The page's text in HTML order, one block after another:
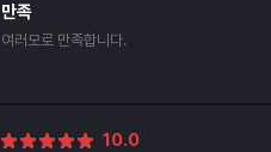
만족
여러모로 만족합니다.
10.0